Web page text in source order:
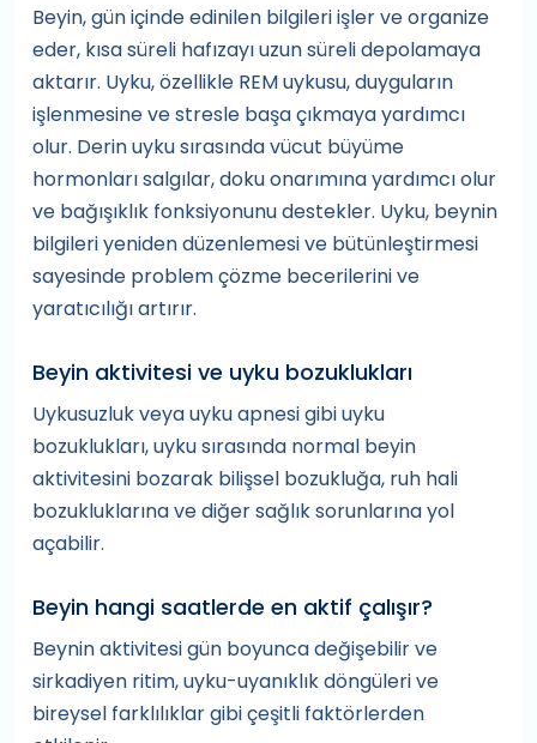
Beyin, gün içinde edinilen bilgileri işler ve organize
eder, kısa süreli hafızayı uzun süreli depolamaya
aktarır. Uyku, özellikle REM uykusu, duyguların
işlenmesine ve stresle başa çıkmaya yardımcı
olur. Derin uyku sırasında vücut büyüme
hormonları salgılar, doku onarımına yardımcı olur
ve bağışıklık fonksiyonunu destekler. Uyku, beynin
bilgileri yeniden düzenlemesi ve bütünleştirmesi
sayesinde problem çözme becerilerini ve
yaratıcılığı artırır.
Beyin aktivitesi ve uyku bozuklukları
Uykusuzluk veya uyku apnesi gibi uyku
bozuklukları, uyku sırasında normal beyin
aktivitesini bozarak bilişsel bozukluğa, ruh hali
bozukluklarına ve diğer sağlık sorunlarına yol
açabilir.
Beyin hangi saatlerde en aktif çalışır?
Beynin aktivitesi gün boyunca değişebilir ve
sirkadiyen ritim, uyku-uyanıklık döngüleri ve
bireysel farklılıklar gibi çeşitli faktörlerden